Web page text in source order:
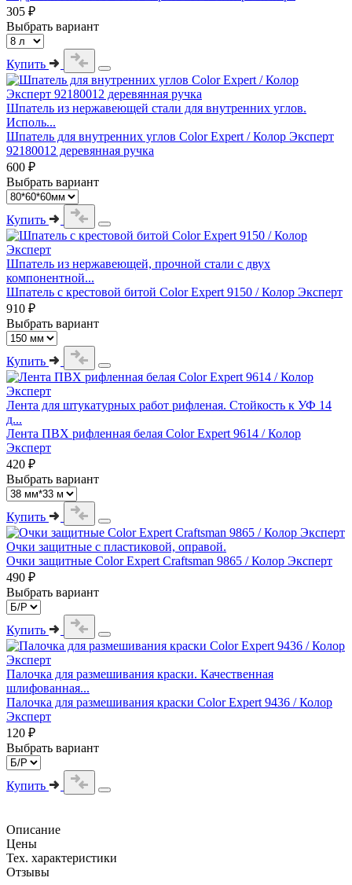
305 ₽
Выбрать вариант
Купить
Шпатель из нержавеющей стали для внутренних углов.
Исполь...
Шпатель для внутренних углов Color Expert / Колор Эксперт
92180012 деревянная ручка
600 ₽
Выбрать вариант
Купить
Шпатель из нержавеющей, прочной стали с двух
компонентной...
Шпатель с крестовой битой Color Expert 9150 / Колор Эксперт
910 ₽
Выбрать вариант
Купить
Лента для штукатурных работ рифленая. Стойкость к УФ 14
д...
Лента ПВХ рифленная белая Color Expert 9614 / Колор
Эксперт
420 ₽
Выбрать вариант
Купить
Очки защитные с пластиковой, оправой.
Очки защитные Color Expert Craftsman 9865 / Колор Эксперт
490 ₽
Выбрать вариант
Купить
Палочка для размешивания краски. Качественная
шлифованная...
Палочка для размешивания краски Color Expert 9436 / Колор
Эксперт
120 ₽
Выбрать вариант
Купить
Описание
Цены
Тех. характеристики
Отзывы